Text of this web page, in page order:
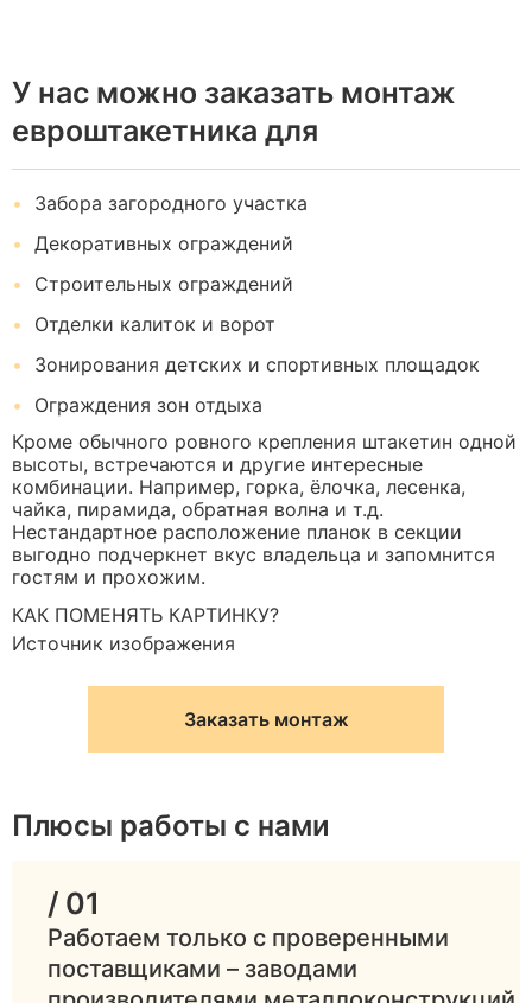
У нас можно заказать монтаж
евроштакетника для
Забора загородного участка
Декоративных ограждений
Строительных ограждений
Отделки калиток и ворот
Зонирования детских и спортивных площадок
Ограждения зон отдыха
Кроме обычного ровного крепления штакетин одной
высоты, встречаются и другие интересные
комбинации. Например, горка, ёлочка, лесенка,
чайка, пирамида, обратная волна и т.д.
Нестандартное расположение планок в секции
выгодно подчеркнет вкус владельца и запомнится
гостям и прохожим.
КАК ПОМЕНЯТЬ КАРТИНКУ?
Источник изображения
Заказать монтаж
Плюсы работы с нами
/ 01
Работаем только с проверенными
поставщиками – заводами